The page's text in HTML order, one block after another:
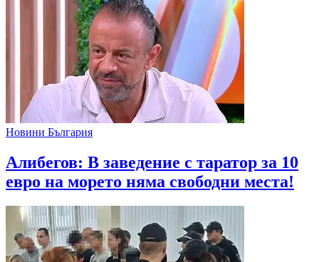
Новини България
Алибегов: В заведение с таратор за 10
евро на морето няма свободни места!